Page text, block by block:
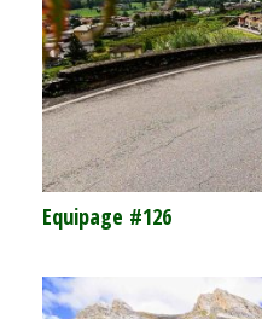
Equipage #126